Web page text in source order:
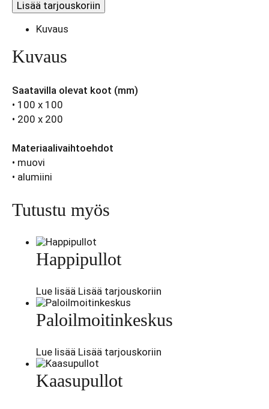
Lisää tarjouskoriin
Kuvaus
Kuvaus
Saatavilla olevat koot (mm)
• 100 x 100
• 200 x 200
Materiaalivaihtoehdot
• muovi
• alumiini
Tutustu myös
Happipullot
Lue lisää Lisää tarjouskoriin
Paloilmoitinkeskus
Lue lisää Lisää tarjouskoriin
Kaasupullot